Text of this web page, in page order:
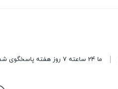
ما 24 ساعته 7 روز هفته پاسخگوی شما هستیم.